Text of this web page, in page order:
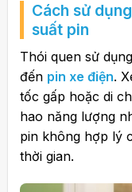
Cách sử
suất pin
Thói quen sử
đến pin xe điện.
tốc gấp hoặc di
hao năng lượng
pin không hợp lý
thời gian.